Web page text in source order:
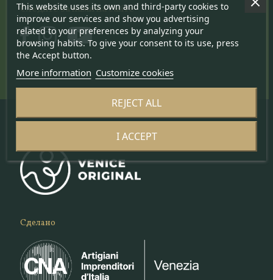
Следите за нами на сайте
Сделано
This website uses its own and third-party cookies to
improve our services and show you advertising
related to your preferences by analyzing your
browsing habits. To give your consent to its use, press
the Accept button.
More information Customize cookies
REJECT ALL
I ACCEPT